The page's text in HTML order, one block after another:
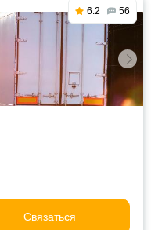
6.2 56
Связаться